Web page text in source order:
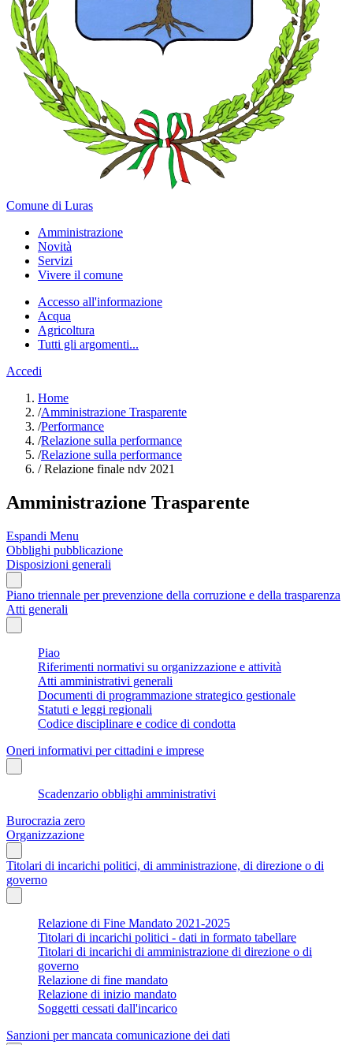
Comune di Luras
Amministrazione
Novità
Servizi
Vivere il comune
Accesso all'informazione
Acqua
Agricoltura
Tutti gli argomenti...
Accedi
Home
/Amministrazione Trasparente
/Performance
/Relazione sulla performance
/Relazione sulla performance
/Relazione finale ndv 2021
Amministrazione Trasparente
Espandi Menu
Obblighi pubblicazione
Disposizioni generali
Piano triennale per prevenzione della corruzione e della trasparenza
Atti generali
Piao
Riferimenti normativi su organizzazione e attività
Atti amministrativi generali
Documenti di programmazione strategico gestionale
Statuti e leggi regionali
Codice disciplinare e codice di condotta
Oneri informativi per cittadini e imprese
Scadenzario obblighi amministrativi
Burocrazia zero
Organizzazione
Titolari di incarichi politici, di amministrazione, di direzione o di
governo
Relazione di Fine Mandato 2021-2025
Titolari di incarichi politici - dati in formato tabellare
Titolari di incarichi di amministrazione di direzione o di
governo
Relazione di fine mandato
Relazione di inizio mandato
Soggetti cessati dall'incarico
Sanzioni per mancata comunicazione dei dati